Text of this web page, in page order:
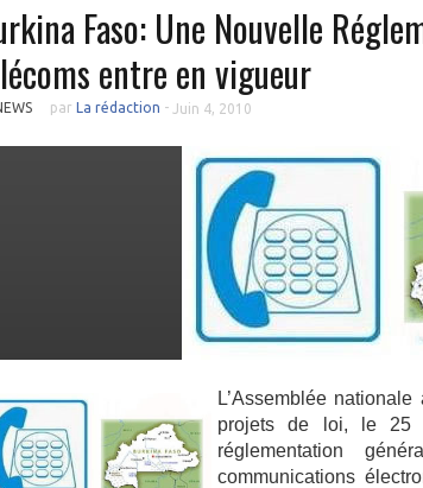
Faso: Une Nouvelle
entre en vigueur
par La rédaction - Juin 4, 2010
L’Assemblée
projets de loi, le 25
réglementation
communications